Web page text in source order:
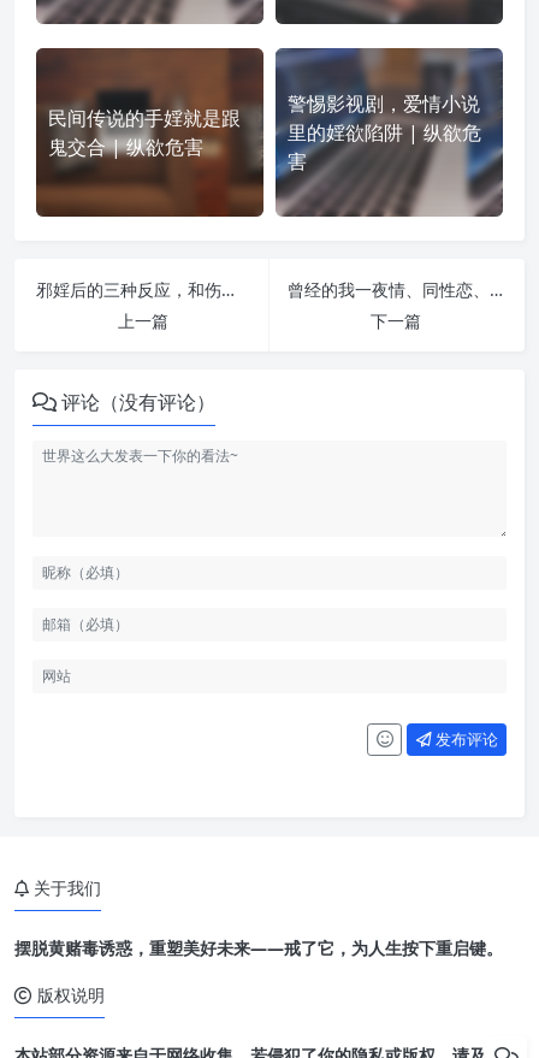
民间传说的手婬就是跟
鬼交合 | 纵欲危害
警惕影视剧，爱情小说
里的婬欲陷阱 | 纵欲危
害
邪婬后的三种反应，和伤精的三大方式，看看你占几种？ | 纵欲危害
上一篇
曾经的我一夜情、同性恋、性病缠身，《地藏经》让我重获新生！ | 纵欲危害
下一篇
评论（没有评论）
发布评论
关于我们
摆脱黄赌毒诱惑，重塑美好未来——戒了它，为人生按下重启键。
版权说明